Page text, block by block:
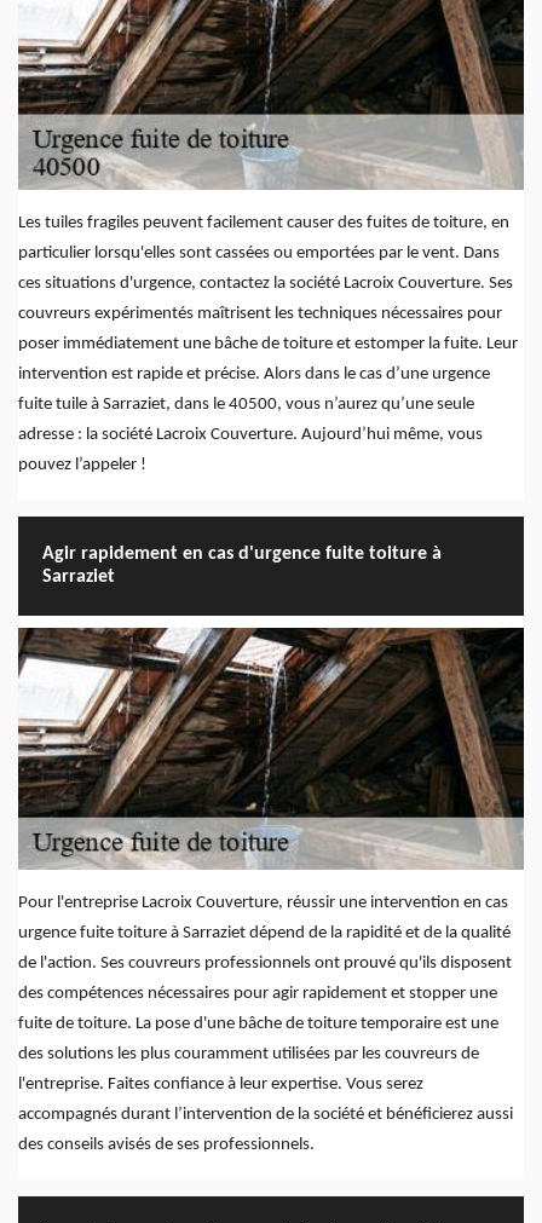
Les tuiles fragiles peuvent facilement causer des fuites de toiture, en
particulier lorsqu'elles sont cassées ou emportées par le vent. Dans
ces situations d'urgence, contactez la société Lacroix Couverture. Ses
couvreurs expérimentés maîtrisent les techniques nécessaires pour
poser immédiatement une bâche de toiture et estomper la fuite. Leur
intervention est rapide et précise. Alors dans le cas d’une urgence
fuite tuile à Sarraziet, dans le 40500, vous n’aurez qu’une seule
adresse : la société Lacroix Couverture. Aujourd’hui même, vous
pouvez l’appeler !
Agir rapidement en cas d'urgence fuite toiture à
Sarraziet
Pour l'entreprise Lacroix Couverture, réussir une intervention en cas
urgence fuite toiture à Sarraziet dépend de la rapidité et de la qualité
de l'action. Ses couvreurs professionnels ont prouvé qu'ils disposent
des compétences nécessaires pour agir rapidement et stopper une
fuite de toiture. La pose d'une bâche de toiture temporaire est une
des solutions les plus couramment utilisées par les couvreurs de
l'entreprise. Faites confiance à leur expertise. Vous serez
accompagnés durant l’intervention de la société et bénéficierez aussi
des conseils avisés de ses professionnels.